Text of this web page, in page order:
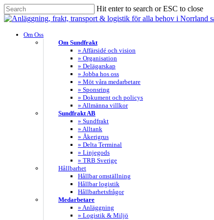
Skip
to
content
Hit enter to search or ESC to close
Close
search
Menu
Om Oss
Om Sundfrakt
» Affärsidé och vision
» Organisation
» Delägarskap
» Jobba hos oss
» Möt våra medarbetare
» Sponsring
» Dokument och policys
» Allmänna villkor
Sundfrakt AB
» Sundfrakt
» Alltank
» Åkerigrus
» Delta Terminal
» Linjegods
» TRB Sverige
Hållbarhet
Hållbar omställning
Hållbar logistik
Hållbarhetsfrågor
Medarbetare
» Anläggning
» Logistik & Miljö